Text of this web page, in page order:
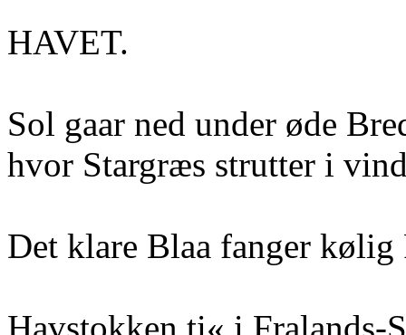
HAVET.
Sol gaar ned under øde
hvor Stargræs strutter i
Det klare Blaa fanger kølig